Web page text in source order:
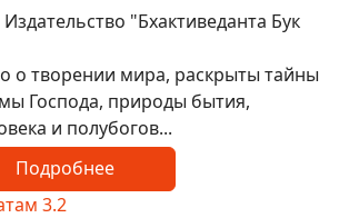
Издательство "Бхактиведанта Бук
о творении мира, раскрыты тайны
Господа, природы бытия,
и полубогов...
Подробнее
3.2